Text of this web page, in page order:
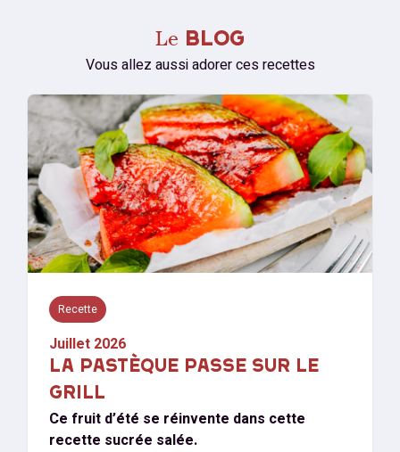
Le BLOG
Vous allez aussi adorer ces recettes
Recette
Juillet 2026
LA PASTÈQUE PASSE SUR LE
GRILL
Ce fruit d’été se réinvente dans cette
recette sucrée salée.